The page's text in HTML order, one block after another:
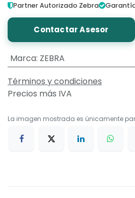
Partner Autorizado Zebra
Contactar Asesor
Marca: ZEBRA
Términos y condiciones
Precios más IVA
La imagen mostrada es únicamente